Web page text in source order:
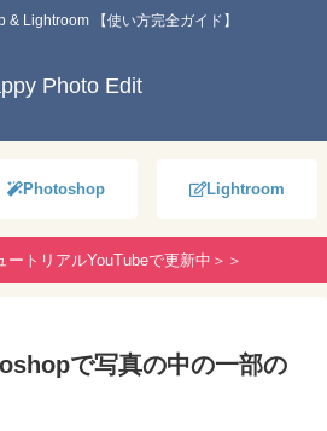
& Lightroom 【使い方完全ガイド】
Photo Edit
Photoshop Lightroom
ートリアルYouTubeで更新中＞＞
で写真の中の一部の